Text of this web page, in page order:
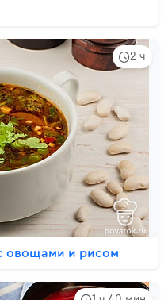
2 ч
овощами и рисом